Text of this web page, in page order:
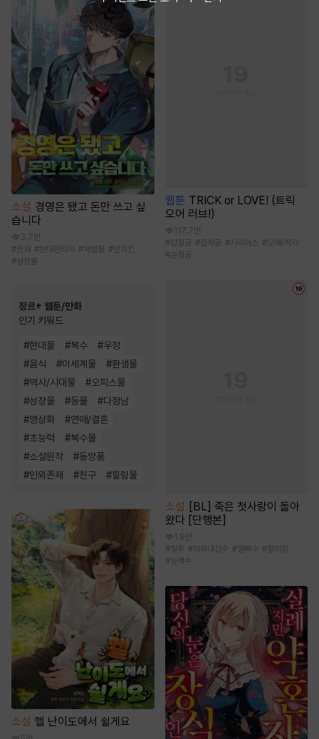
소설 경영은 됐고 돈만 쓰고 싶
습니다
3.7만
#천재 #현대판타지 # 재벌물 #먼치킨
#성장물
장르+ 웹툰/만화
인기 키워드
#현대물 #복수 #우정
#음식 #이세계물 #환생물
#역사/시대물 #오피스물
#성장물 #동물 #다정남
#영상화 #연애/결혼
#초능력 #복수물
#소설원작 #동양풍
#인외존재 #친구 #힐링물
소설 헬 난이도에서 쉴게요
웹툰 TRICK or LOVE! (트릭
오어 러브!)
117.7만
#삽질공 #집착공 #시리어스 #오해/착각
#순정공
소설 [BL] 죽은 첫사랑이 돌아
왔다 [단행본]
1.9만
#질투 #외유내강수 #얼빠수 #할리킹
#능력수